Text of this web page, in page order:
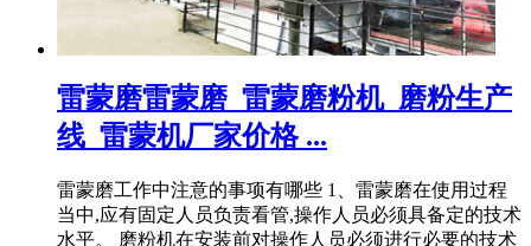
雷蒙磨雷蒙磨_雷蒙磨粉机_磨粉生产
线_雷蒙机厂家价格 ...
雷蒙磨工作中注意的事项有哪些 1、雷蒙磨在使用过程
当中,应有固定人员负责看管,操作人员必须具备定的技术
水平。 磨粉机在安装前对操作人员必须进行必要的技术